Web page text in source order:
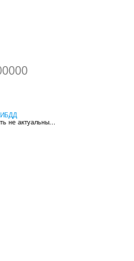
не актуальны...